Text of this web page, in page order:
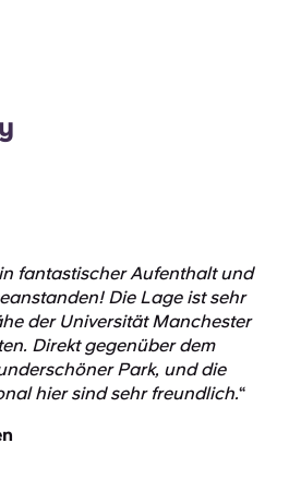
fantastischer Aufenthaltund
Die Lage ist sehr
der Universität Manchester
Direkt gegenüber dem
Park, und die
hier sind sehr freundlich.“